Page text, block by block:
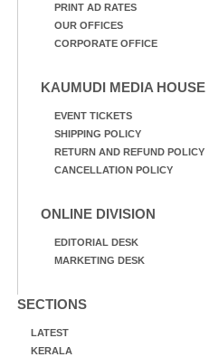
PRINT AD RATES
OUR OFFICES
CORPORATE OFFICE
KAUMUDI MEDIA HOUSE
EVENT TICKETS
SHIPPING POLICY
RETURN AND REFUND POLICY
CANCELLATION POLICY
ONLINE DIVISION
EDITORIAL DESK
MARKETING DESK
SECTIONS
LATEST
KERALA